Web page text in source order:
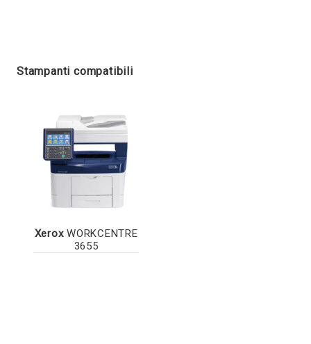
Stampanti compatibili
XeroxWORKCENTRE
3655